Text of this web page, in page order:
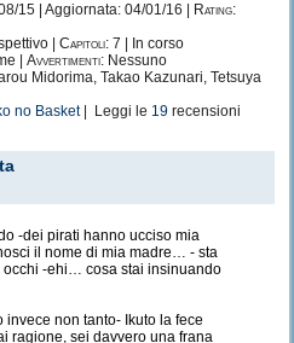
15 | Aggiornata: 04/01/16 |
Rating:
| Capitoli: 7 | In corso
| Avvertimenti: Nessuno
Midorima, Takao Kazunari, Tetsuya
no Basket| Leggi le 19 recensioni
-dei pirati hanno ucciso mia
il nome di mia madre… - sta
-ehi… cosa stai insinuando
non tanto- Ikuto la fece
ragione, sei davvero una frana